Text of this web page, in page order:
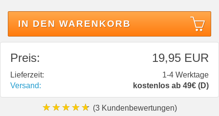
IN DEN WARENKORB
Preis: 19,95 EUR
Lieferzeit:
1-4 Werktage
Versand:
kostenlos ab 49€ (D)
★★★★★ (3 Kundenbewertungen)